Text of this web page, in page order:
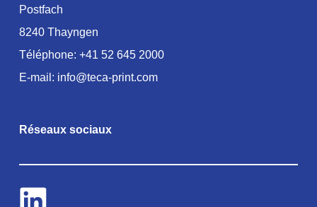
Postfach
8240 Thayngen
Téléphone: +41 52 645 2000
E-mail: info@teca-print.com
Réseaux sociaux